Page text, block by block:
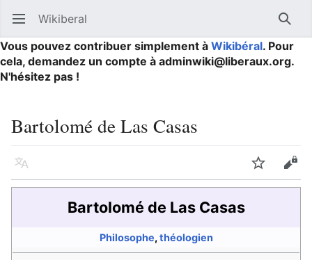
Ouvrir le menu principal Wikiberal
Vous pouvez contribuer simplement à Wikibéral. Pour
cela, demandez un compte à adminwiki@liberaux.org.
N'hésitez pas !
Bartolomé de Las Casas
Langue Suivre
Bartolomé de Las Casas
Philosophe, théologien